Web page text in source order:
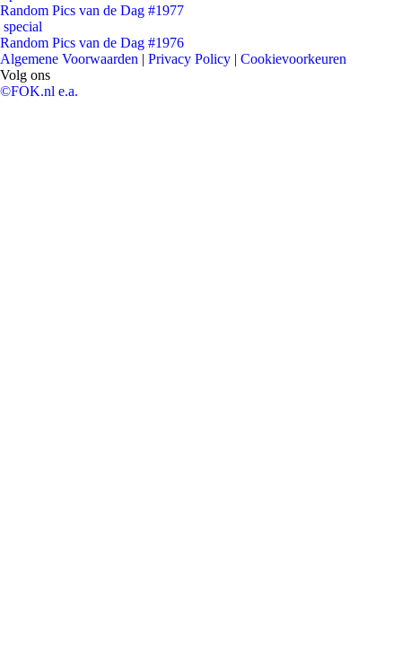
Random Pics van de Dag #1977
special
Random Pics van de Dag #1976
Algemene Voorwaarden | Privacy Policy | Cookievoorkeuren
Volg ons
©FOK.nl e.a.